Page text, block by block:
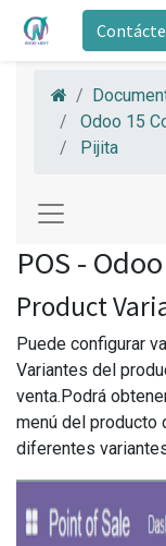
Odoo 15
Pijita
POS -
Product
Puede configurar
Variantes del
venta.Podrá
menú del producto
diferentes